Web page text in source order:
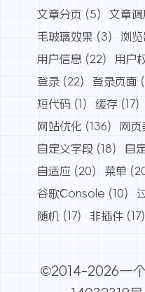
文章分页 (5) 文章调
毛玻璃效果 (3) 浏览
用户信息 (22) 用户
登录 (22) 登录页面
短代码 (1) 缓存 (17)
网站优化 (136) 网页
自定义字段 (18) 自
自适应 (20) 菜单
谷歌Console (10)
随机
(17) 非插件 (17)
©2014-2026一